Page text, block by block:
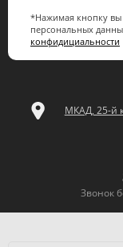
*Нажимая кнопку вы
персональных
конфидициальности
МКАД, 25-й
Звонок